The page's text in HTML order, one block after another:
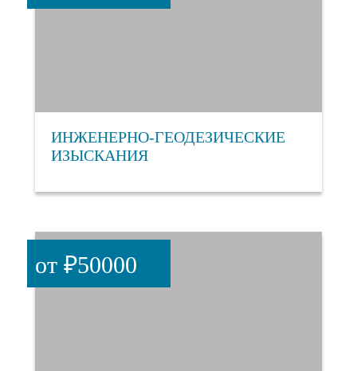
ИНЖЕНЕРНО-ГЕОДЕЗИЧЕСКИЕ
ИЗЫСКАНИЯ
от ₽50000